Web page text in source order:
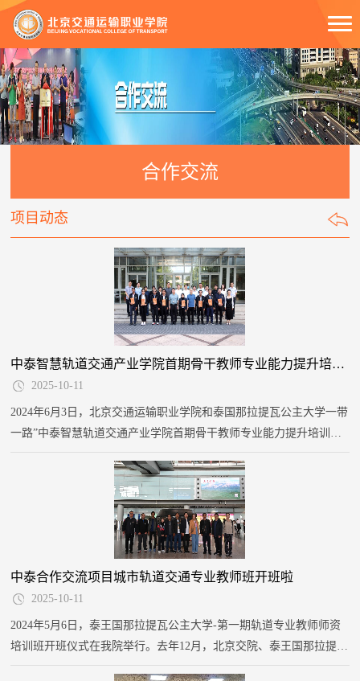
合作交流
项目动态
中泰智慧轨道交通产业学院首期骨干教师专业能力提升培训班圆满结束！
2025-10-11
2024年6月3日，北京交通运输职业学院和泰国那拉提瓦公主大学一带
一路”中泰智慧轨道交通产业学院首期骨干教师专业能力提升培训班
贾东清，副院长董征出席结业仪式。
中泰合作交流项目城市轨道交通专业教师班开班啦
2025-10-11
2024年5月6日，泰王国那拉提瓦公主大学-第一期轨道专业教师师资
培训班开班仪式在我院举行。去年12月，北京交院、泰王国那拉提瓦